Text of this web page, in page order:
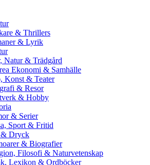
& Thrillers
& Lyrik
Natur & Trädgård
Ekonomi & Samhälle
Konst & Teater
& Resor
& Hobby
& Serier
Sport & Fritid
Dryck
& Biografier
Filosofi & Naturvetenskap
Lexikon & Ordböcker